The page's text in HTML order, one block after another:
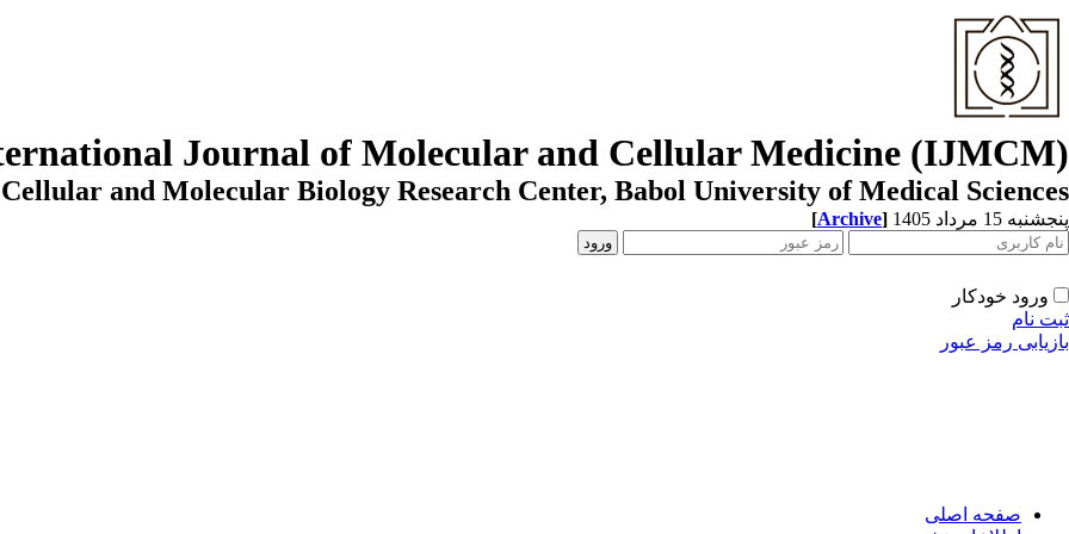
Journal of Molecular and Cellular Medicine (IJMCM)
Cellular and Molecular Biology Research Center, Babol University of Medical Sciences
پنجشنبه 15 مرداد 1405 [Archive]
ورود خودکار
ثبت نام
بازیابی رمز عبور
صفحه اصلی